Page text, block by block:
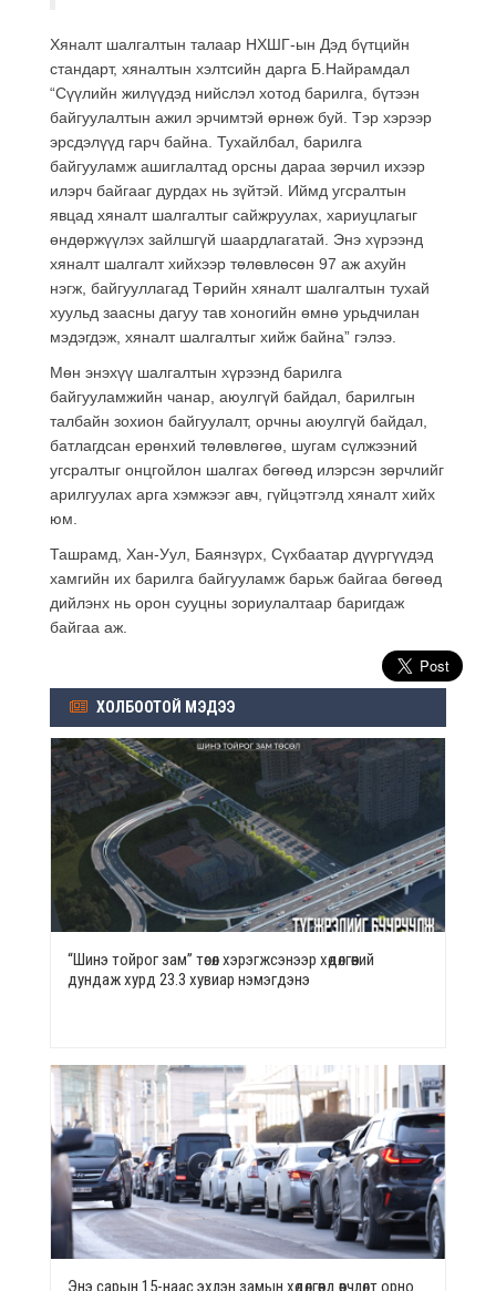
Хяналт шалгалтын талаар НХШГ-ын Дэд бүтцийн
стандарт, хяналтын хэлтсийн дарга Б.Найрамдал
“Сүүлийн жилүүдэд нийслэл хотод барилга, бүтээн
байгуулалтын ажил эрчимтэй өрнөж буй. Тэр хэрээр
эрсдэлүүд гарч байна. Тухайлбал, барилга
байгууламж ашиглалтад орсны дараа зөрчил ихээр
илэрч байгааг дурдах нь зүйтэй. Иймд угсралтын
явцад хяналт шалгалтыг сайжруулах, хариуцлагыг
өндөржүүлэх зайлшгүй шаардлагатай. Энэ хүрээнд
хяналт шалгалт хийхээр төлөвлөсөн 97 аж ахуйн
нэгж, байгууллагад Төрийн хяналт шалгалтын тухай
хуульд заасны дагуу тав хоногийн өмнө урьдчилан
мэдэгдэж, хяналт шалгалтыг хийж байна” гэлээ.
Мөн энэхүү шалгалтын хүрээнд барилга
байгууламжийн чанар, аюулгүй байдал, барилгын
талбайн зохион байгуулалт, орчны аюулгүй байдал,
батлагдсан ерөнхий төлөвлөгөө, шугам сүлжээний
угсралтыг онцгойлон шалгах бөгөөд илэрсэн зөрчлийг
арилгуулах арга хэмжээг авч, гүйцэтгэлд хяналт хийх
юм.
Ташрамд, Хан-Уул, Баянзүрх, Сүхбаатар дүүргүүдэд
хамгийн их барилга байгууламж барьж байгаа бөгөөд
дийлэнх нь орон сууцны зориулалтаар баригдаж
байгаа аж.
ХОЛБООТОЙ МЭДЭЭ
“Шинэ тойрог зам” төсөл хэрэгжсэнээр хөдөлгөөний
дундаж хурд 23.3 хувиар нэмэгдэнэ